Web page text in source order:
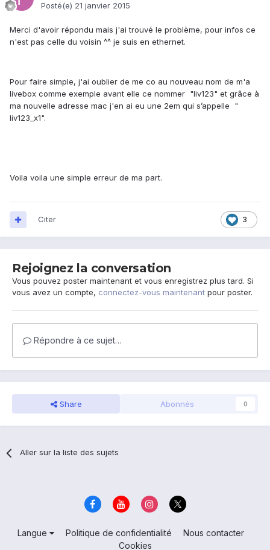
Posté(e) 21 janvier 2015
Merci d'avoir répondu mais j'ai trouvé le problème, pour infos ce
n'est pas celle du voisin ^^ je suis en ethernet.
Pour faire simple, j'ai oublier de me co au nouveau nom de m'a
livebox comme exemple avant elle ce nommer "liv123" et grâce à
ma nouvelle adresse mac j'en ai eu une 2em qui s’appelle "
liv123_x1".
Voila voila une simple erreur de ma part.
3
Citer
Rejoignez la conversation
Vous pouvez poster maintenant et vous enregistrez plus tard. Si
vous avez un compte, connectez-vous maintenant pour poster.
Répondre à ce sujet…
Share Abonnés 0
Aller sur la liste des sujets
Langue Politique de confidentialité
Nous contacter
Cookies